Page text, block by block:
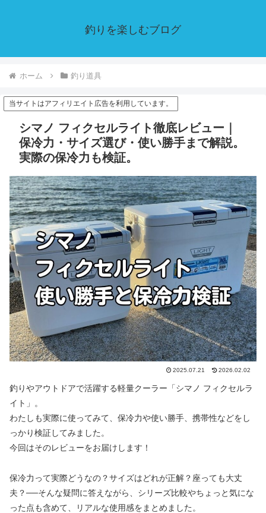
釣りを楽しむブログ
ホーム 釣り道具
当サイトはアフィリエイト広告を利用しています。
シマノ フィクセルライト徹底レビュー｜
保冷力・サイズ選び・使い勝手まで解説。
実際の保冷力も検証。
2025.07.21 2026.02.02
釣りやアウトドアで活躍する軽量クーラー「シマノ フィクセルラ
イト」。
わたしも実際に使ってみて、保冷力や使い勝手、携帯性などをし
っかり検証してみました。
今回はそのレビューをお届けします！
保冷力って実際どうなの？サイズはどれが正解？座っても大丈
夫？──そんな疑問に答えながら、シリーズ比較やちょっと気にな
った点も含めて、リアルな使用感をまとめました。